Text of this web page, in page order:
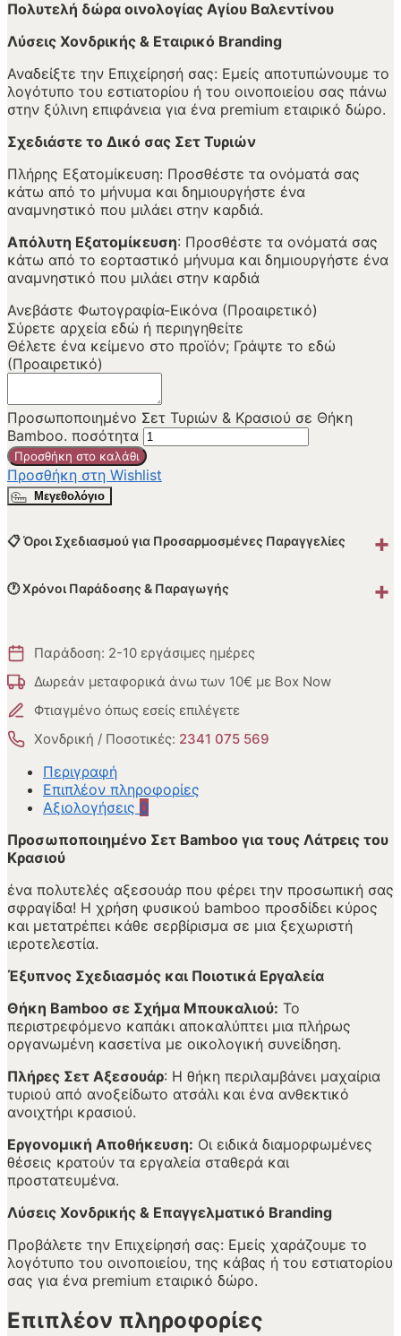
Πολυτελή δώρα οινολογίας Αγίου Βαλεντίνου
Λύσεις Χονδρικής & Εταιρικό Branding
Αναδείξτε την Επιχείρησή σας: Εμείς αποτυπώνουμε το
λογότυπο του εστιατορίου ή του οινοποιείου σας πάνω
στην ξύλινη επιφάνεια για ένα premium εταιρικό δώρο.
Σχεδιάστε το Δικό σας Σετ Τυριών
Πλήρης Εξατομίκευση: Προσθέστε τα ονόματά σας
κάτω από το μήνυμα και δημιουργήστε ένα
αναμνηστικό που μιλάει στην καρδιά.
Απόλυτη Εξατομίκευση: Προσθέστε τα ονόματά σας
κάτω από το εορταστικό μήνυμα και δημιουργήστε ένα
αναμνηστικό που μιλάει στην καρδιά
Ανεβάστε Φωτογραφία-Εικόνα (Προαιρετικό)
Σύρετε αρχεία εδώ ή περιηγηθείτε
Θέλετε ένα κείμενο στο προϊόν; Γράψτε το εδώ
(Προαιρετικό)
Προσωποποιημένο Σετ Τυριών & Κρασιού σε Θήκη
Bamboo. ποσότητα
Προσθήκη στο καλάθι
Προσθήκη στη Wishlist
Μεγεθολόγιο
📋 Όροι Σχεδιασμού για Προσαρμοσμένες Παραγγελίες +
🕐 Χρόνοι Παράδοσης & Παραγωγής +
Παράδοση: 2-10 εργάσιμες ημέρες
Δωρεάν μεταφορικά άνω των 10€ με Box Now
Φτιαγμένο όπως εσείς επιλέγετε
Χονδρική / Ποσοτικές: 2341 075 569
Περιγραφή
Επιπλέον πληροφορίες
Αξιολογήσεις 0
Προσωποποιημένο Σετ Bamboo για τους Λάτρεις του
Κρασιού
ένα πολυτελές αξεσουάρ που φέρει την προσωπική σας
σφραγίδα! Η χρήση φυσικού bamboo προσδίδει κύρος
και μετατρέπει κάθε σερβίρισμα σε μια ξεχωριστή
ιεροτελεστία.
Έξυπνος Σχεδιασμός και Ποιοτικά Εργαλεία
Θήκη Bamboo σε Σχήμα Μπουκαλιού: Το
περιστρεφόμενο καπάκι αποκαλύπτει μια πλήρως
οργανωμένη κασετίνα με οικολογική συνείδηση.
Πλήρες Σετ Αξεσουάρ: Η θήκη περιλαμβάνει μαχαίρια
τυριού από ανοξείδωτο ατσάλι και ένα ανθεκτικό
ανοιχτήρι κρασιού.
Εργονομική Αποθήκευση: Οι ειδικά διαμορφωμένες
θέσεις κρατούν τα εργαλεία σταθερά και
προστατευμένα.
Λύσεις Χονδρικής & Επαγγελματικό Branding
Προβάλετε την Επιχείρησή σας: Εμείς χαράζουμε το
λογότυπο του οινοποιείου, της κάβας ή του εστιατορίου
σας για ένα premium εταιρικό δώρο.
Επιπλέον πληροφορίες